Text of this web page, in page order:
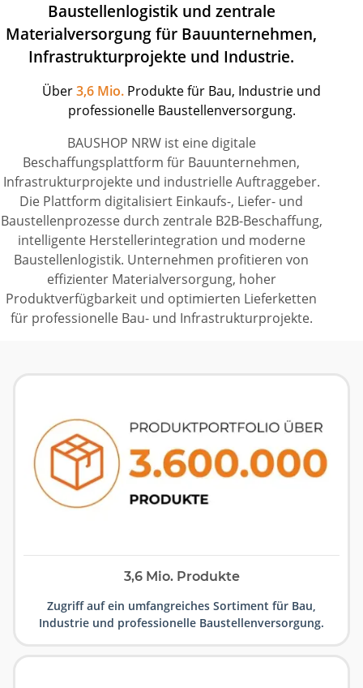
Baustellenlogistik und zentrale
Materialversorgung für Bauunternehmen,
Infrastrukturprojekte und Industrie.
Über3,6 Mio. Produkte für Bau, Industrie und
professionelle Baustellenversorgung.
BAUSHOP NRW ist eine digitale
Beschaffungsplattform für Bauunternehmen,
Infrastrukturprojekte und industrielle Auftraggeber.
Die Plattform digitalisiert Einkaufs-, Liefer- und
Baustellenprozesse durch zentrale B2B-Beschaffung,
intelligente Herstellerintegration und moderne
Baustellenlogistik. Unternehmen profitieren von
effizienter Materialversorgung, hoher
Produktverfügbarkeit und optimierten Lieferketten
für professionelle Bau- und Infrastrukturprojekte.
3,6 Mio. Produkte
Zugriff auf ein umfangreiches Sortiment für Bau,
Industrie und professionelle Baustellenversorgung.